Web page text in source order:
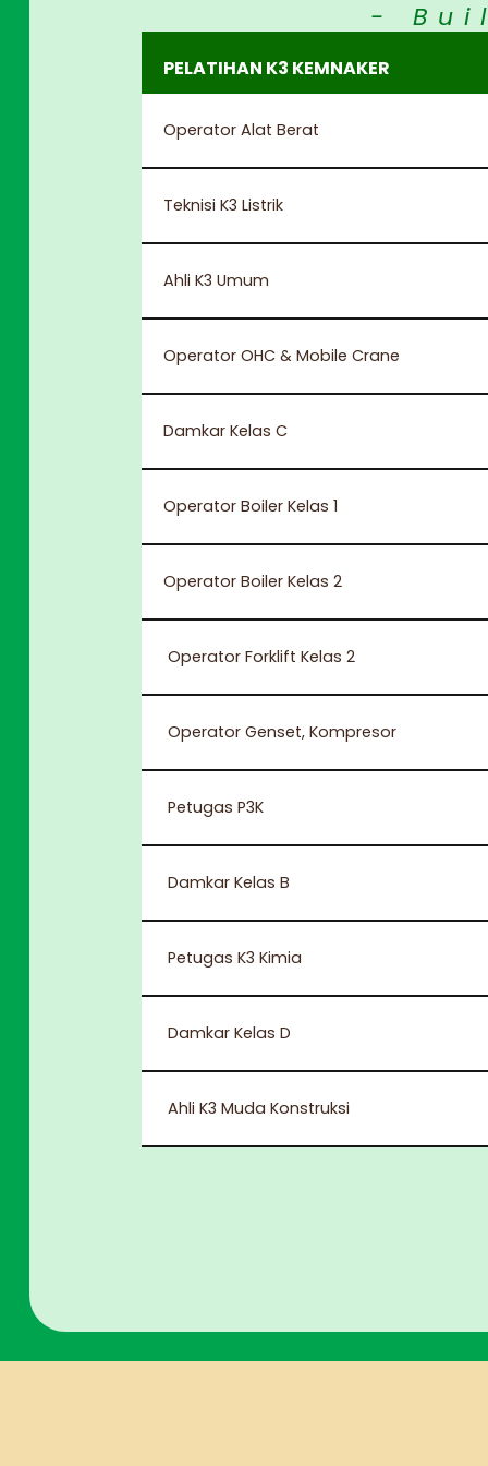
-
PELATIHAN K3 KEMNAKER
Operator Alat Berat
Teknisi K3 Listrik
Ahli K3 Umum
Operator OHC & Mobile Crane
Damkar Kelas C
Operator Boiler Kelas 1
Operator Boiler Kelas 2
Operator Forklift Kelas 2
Operator Genset, Kompresor
Petugas P3K
Damkar Kelas B
Petugas K3 Kimia
Damkar Kelas D
Ahli K3 Muda Konstruksi